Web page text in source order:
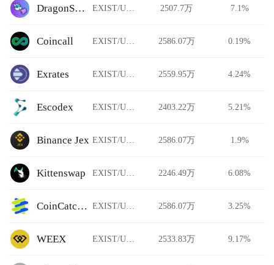
DragonSwap EXIST/USDT 2507.7万 7.1%
Coincall EXIST/USDT 2586.07万 0.19%
Exrates EXIST/USDT 2559.95万 4.24%
Escodex EXIST/USDT 2403.22万 5.21%
Binance Jex EXIST/USDT 2586.07万 1.9%
Kittenswap EXIST/USDT 2246.49万 6.08%
CoinCatch Derivatives EXIST/USDT 2586.07万 3.25%
WEEX EXIST/USDT 2533.83万 9.17%